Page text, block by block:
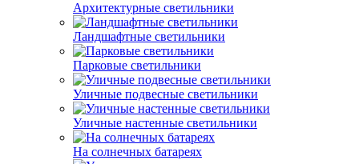
Архитектурные светильники
Ландшафтные светильники
Парковые светильники
Уличные подвесные светильники
Уличные настенные светильники
На солнечных батареях